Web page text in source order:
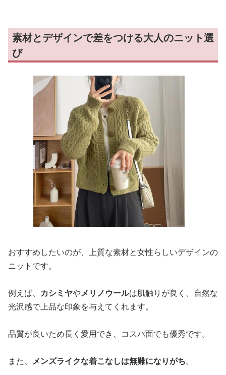
素材とデザインで差をつける大人のニット選
び
おすすめしたいのが、上質な素材と女性らしいデザインの
ニットです。
例えば、 カシミヤやメリノウールは肌触りが良く、自然な
光沢感で上品な印象を与えてくれます。
品質が良いため長く愛用でき、コスパ面でも優秀です。
また、 メンズライクな着こなしは無難になりがち。